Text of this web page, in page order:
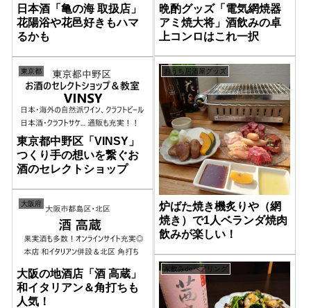
晩酌グッズ「電気網焼器
アミ焼大将」酒飲みの卓
上コンロはこれ一択
日本酒「亀の海 取扱店」
花陽浴や花邑好きもハマ
るかも
おうち居酒屋グッズ
炉ばた焼き機炙りや（網
焼き）で1人ベランダ焼肉
飲みが楽しい！
東京都
東京都中野区「VINSY」
つくり手の想いを繋ぐお
酒のセレクトショップ
大阪府
大阪の地酒店「酒 高蔵」
和イタリアン＆角打ちも
人気！
家飲みdeペアリング